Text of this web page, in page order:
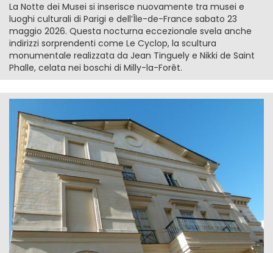
La Notte dei Musei si inserisce nuovamente tra musei e
luoghi culturali di Parigi e dell’Île-de-France sabato 23
maggio 2026. Questa nocturna eccezionale svela anche
indirizzi sorprendenti come Le Cyclop, la scultura
monumentale realizzata da Jean Tinguely e Nikki de Saint
Phalle, celata nei boschi di Milly-la-Forêt.